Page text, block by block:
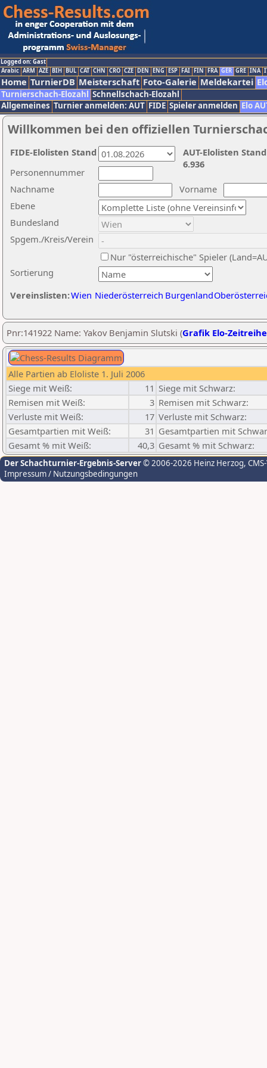
Logged on: Gast
Arabic ARM AZE BIH BUL CAT CHN CRO CZE DEN ENG ESP FAI FIN FRA GER GRE INA
Home TurnierDB Meisterschaft Foto-Galerie Meldekartei
Turnierschach-Elozahl Schnellschach-Elozahl
Allgemeines Turnier anmelden: AUT FIDE Spieler anmelden Elo
Willkommen bei den offiziellen
Nachname
Vorname
Ebene
Sortierung
Personennummer
Bundesland
Spgem./Kreis/Verein
Nur "österreichische" Spieler
Vereinslisten:Wien Niederösterreich Burgenland
AUT-Elolisten
6.936
FIDE-Elolisten Stand
Pnr:141922 Name: Yakov Benjamin Slutski (Grafik Elo-Zeitreihe
Alle Partien ab Eloliste 1. Juli 2006
Siege mit Weiß:
11 Siege mit Schwarz:
Remisen mit Weiß:
3 Remisen mit Schwarz:
Verluste mit Weiß:
17 Verluste mit Schwarz:
Gesamtpartien mit Weiß:
31 Gesamtpartien mit
Gesamt % mit Weiß:
40,3 Gesamt % mit Schwarz:
Der Schachturnier-Ergebnis-Server© 2006-2026 Heinz Herzog,
Impressum / Nutzungsbedingungen